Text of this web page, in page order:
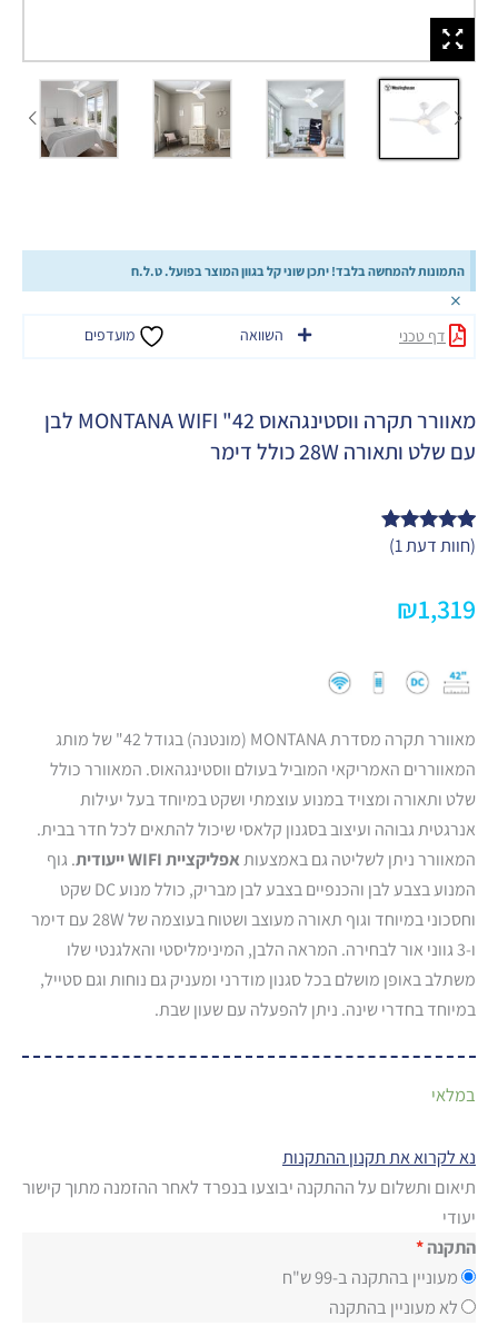
התמונות להמחשה בלבד! יתכן שוני קל בגוון המוצר בפועל. ט.ל.ח
×
דף טכני השוואה מועדפים
מאוורר תקרה ווסטינגהאוס 42" MONTANA WIFI לבן
עם שלט ותאורה 28W כולל דימר
מדורג5.00
1
דירוגים של
לקוחות
(חוות דעת1
)
₪1,319
מאוורר תקרה מסדרת MONTANA (מונטנה) בגודל 42" של מותג
המאווררים האמריקאי המוביל בעולם ווסטינגהאוס. המאוורר כולל
שלט ותאורה ומצויד במנוע עוצמתי ושקט במיוחד בעל יעילות
אנרגטית גבוהה ועיצוב בסגנון קלאסי שיכול להתאים לכל חדר בבית.
המאוורר ניתן לשליטה גם באמצעותאפליקציית WIFI ייעודית
. גוף
המנוע בצבע לבן והכנפיים בצבע לבן מבריק, כולל מנוע DC שקט
וחסכוני במיוחד וגוף תאורה מעוצב ושטוח בעוצמה של 28W עם דימר
ו-3 גווני אור לבחירה. המראה הלבן, המינימליסטי והאלגנטי שלו
משתלב באופן מושלם בכל סגנון מודרני ומעניק גם נוחות וגם סטייל,
במיוחד בחדרי שינה. ניתן להפעלה עם שעון שבת.
במלאי
נא לקרוא את תקנון ההתקנות
תיאום ותשלום על ההתקנה יבוצעו בנפרד לאחר ההזמנה מתוך קישור
יעודי
התקנה
מעוניין בהתקנה ב-99 ש"ח
לא מעוניין בהתקנה
כמות
של
ווסטינגהאוס
MONTANA
עם
ותאורה
28W
כולל